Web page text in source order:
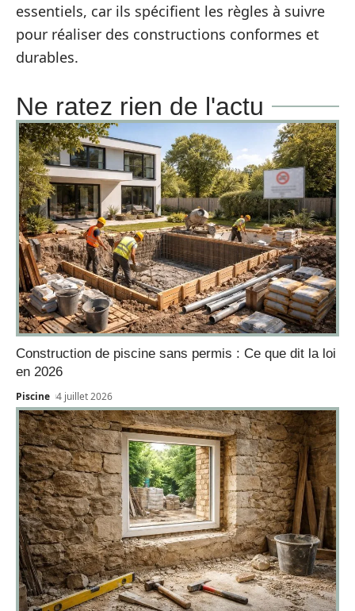
essentiels, car ils spécifient les règles à suivre
pour réaliser des constructions conformes et
durables.
Ne ratez rien de l'actu
Construction de piscine sans permis : Ce que dit la loi
en 2026
Piscine 4 juillet 2026